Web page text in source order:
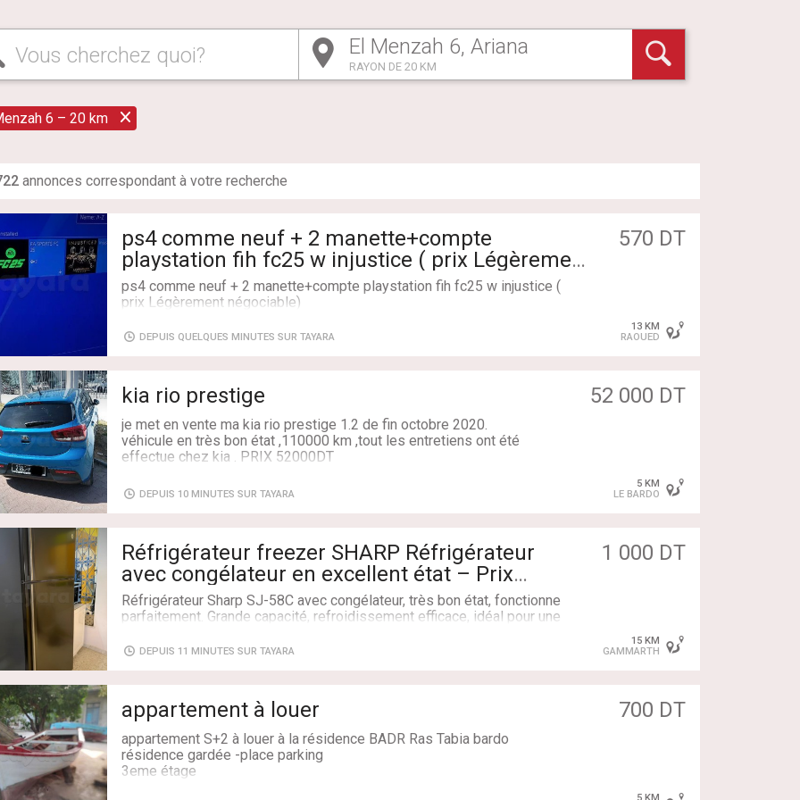
Vous cherchez quoi? RAYON DE 20 KM
6 – 20 km
annonces correspondant à votre recherche
ps4 comme neuf + 2 manette+compte
playstation fih fc25 w injustice ( prix Légèrement
négociable)
570 DT
ps4 comme neuf + 2 manette+compte playstation fih fc25 w injustice (
prix Légèrement négociable)
Livraison: Non
DEPUIS QUELQUES MINUTES SUR TAYARA
13 KM
RAOUED
kia rio prestige 52 000 DT
je met en vente ma kia rio prestige 1.2 de fin octobre 2020.
véhicule en très bon état ,110000 km ,tout les entretiens ont été
effectue chez kia . PRIX 52000DT
Kilométrage: 110000 km
Boite: Manuelle
Année: 2020
Cylindrée: 1.2L
Marque: Kia
Modèle: Rio
Type de carrosserie: Compacte
DEPUIS 10 MINUTES SUR TAYARA
5 KM
LE BARDO
Réfrigérateur freezer SHARP Réfrigérateur
avec congélateur en excellent état – Prix
intéressant
1 000 DT
Réfrigérateur Sharp SJ-58C avec congélateur, très bon état, fonctionne
parfaitement. Grande capacité, refroidissement efficace, idéal pour une
✅ Marque : Sharp
✅ Congélateur intégré
✅ Propre et prêt à l'emploi
Prix : à discuter.
Disponible immédiatement à Tunis
Livraison: Non
DEPUIS 11 MINUTES SUR TAYARA
15 KM
GAMMARTH
appartement à louer 700 DT
appartement S+2 à louer à la résidence BADR Ras Tabia bardo
résidence gardée -place parking
3eme étage
5 KM